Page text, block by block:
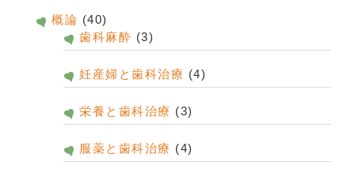
概論 (40)
歯科麻酔 (3)
妊産婦と歯科治療 (4)
栄養と歯科治療 (3)
服薬と歯科治療 (4)